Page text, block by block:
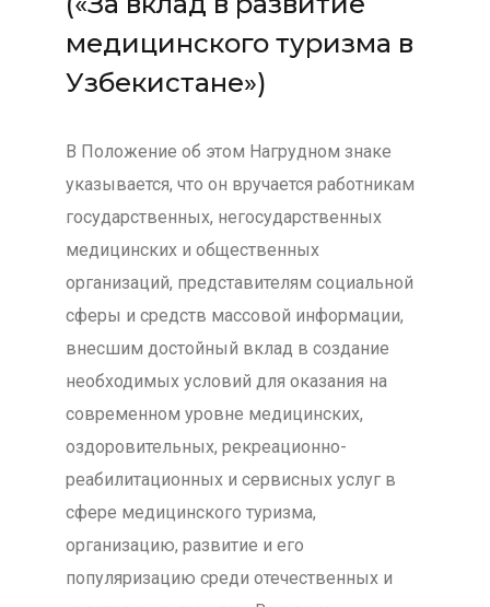
медицинского туризма в
Узбекистане»)
В Положение об этом Нагрудном знаке
указывается, что он вручается работникам
государственных, негосударственных
медицинских и общественных
организаций, представителям социальной
сферы и средств массовой информации,
внесшим достойный вклад в создание
необходимых условий для оказания на
современном уровне медицинских,
оздоровительных, рекреационно-
реабилитационных и сервисных услуг в
сфере медицинского туризма,
организацию, развитие и его
популяризацию среди отечественных и